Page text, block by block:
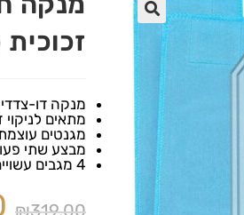
מנקה דו-צדדי
מתאים לניקוי זכוכית
מגנטים
מבצע שתי
4 מגבים עשויים 100% גומי, 2 מטליות מיקרופייבר